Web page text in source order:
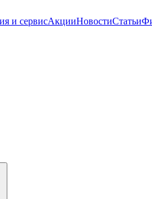
и сервисАкцииНовостиСтатьи